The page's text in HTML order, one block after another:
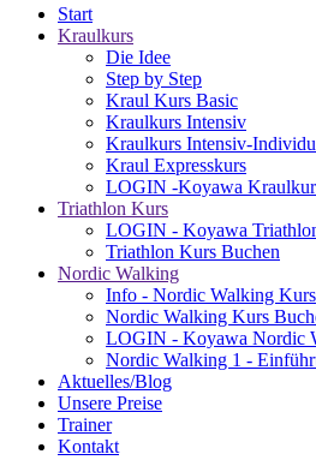
Start
Kraulkurs
Die Idee
Step by Step
Kraul Kurs Basic
Kraulkurs Intensiv
Kraulkurs Intensiv-
Kraul Expresskurs
LOGIN -Koyawa
Triathlon Kurs
LOGIN - Koyawa
Triathlon Kurs Buchen
Nordic Walking
Info - Nordic Walking Kurs
Nordic Walking Kurs
LOGIN - Koyawa Nordic
Nordic Walking 1 -
Aktuelles/Blog
Unsere Preise
Trainer
Kontakt